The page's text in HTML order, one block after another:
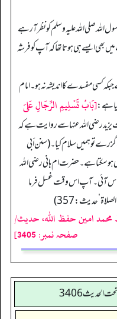
اللہ صلی اللہ علیہ وسلم کو نظر آرہے
بھی ایسے ہی ہوتا تھا کہ آپ کو فرشہ
کسی مفسدے کا اندیشہ نہ ہو۔ امام
ہے:[بَابُ تَسْلِیمِ الرِّجَالِ عَلیَ
رضی اللہ عنہا سے روایت ہے کہ
تو ہمیں سلام کیا۔ (سنن أبي
کے برعکس بھی ہوسکتا ہے۔ حضرت ام ہانی رضی اللہ
کے پاس آئی۔ آپ اس وقت غسل فرما
حدیث:357)
محمد امین حفظ اللہ، حدیث/
صفحہ نمبر: 3405]
الحديث3406